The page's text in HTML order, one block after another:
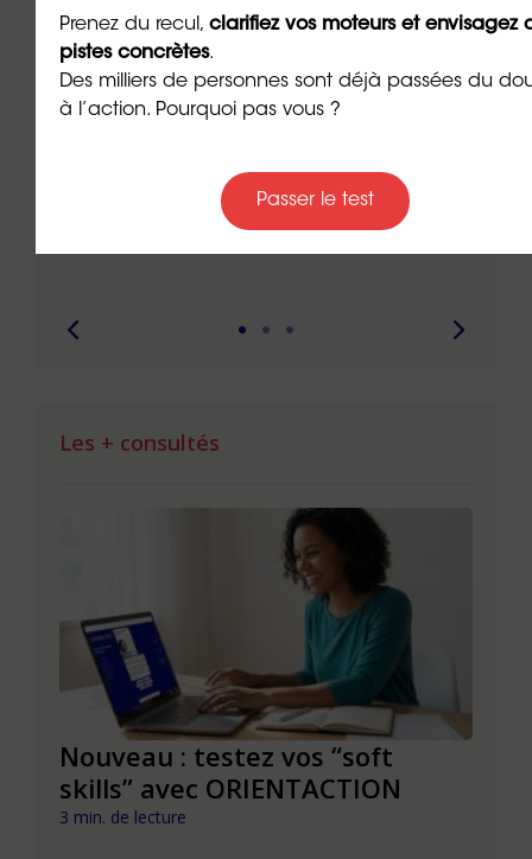
leadership devient un sport
Les + consultés
Nouveau : testez vos “soft
skills” avec ORIENTACTION
3 min. de lecture
Prenez du recul, clarifiez vos moteurs et envisagez
pistes concrètes.
Des milliers de personnes sont déjà passées du
à l’action. Pourquoi pas vous ?
Passer le test